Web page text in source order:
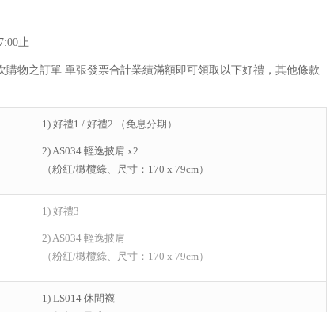
止
物之訂單 單張發票合計業績滿額即可領取以下好禮，其他條款
1) 好禮1 / 好禮2 （免息分期）
2) AS034 輕逸披肩 x2
（粉紅/橄欖綠、尺寸：170 x 79cm）
1) 好禮3
2) AS034 輕逸披肩
（粉紅/橄欖綠、尺寸：170 x 79cm）
1) LS014 休閒襪